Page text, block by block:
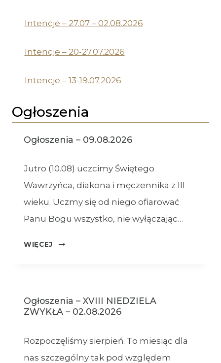
Intencje – 27.07 – 02.08.2026
Intencje – 20-27.07.2026
Intencje – 13-19.07.2026
Ogłoszenia
Ogłoszenia – 09.08.2026
Jutro (10.08) uczcimy Świętego
Wawrzyńca, diakona i męczennika z III
wieku. Uczmy się od niego ofiarować
Panu Bogu wszystko, nie wyłączając…
WIĘCEJ
OGŁOSZENIA
Ogłoszenia – XVIII NIEDZIELA
ZWYKŁA – 02.08.2026
Rozpoczęliśmy sierpień. To miesiąc dla
nas szczególny tak pod względem